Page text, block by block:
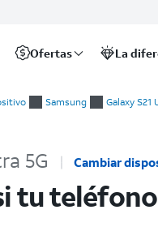
Ofertas La
Samsung Galaxy S21
5G Cambiar
tu